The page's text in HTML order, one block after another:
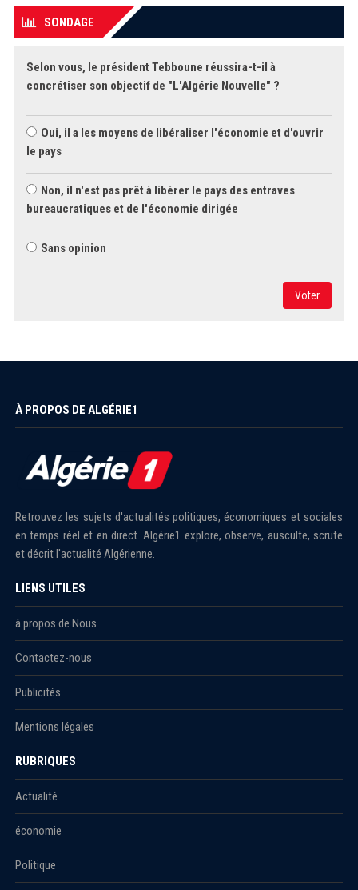
SONDAGE
Selon vous, le président Tebboune réussira-t-il à
concrétiser son objectif de "L'Algérie Nouvelle" ?
Oui, il a les moyens de libéraliser l'économie et d'ouvrir
le pays
Non, il n'est pas prêt à libérer le pays des entraves
bureaucratiques et de l'économie dirigée
Sans opinion
Voter
À PROPOS DE ALGÉRIE1
Retrouvez les sujets d'actualités politiques, économiques et sociales
en temps réel et en direct. Algérie1 explore, observe, ausculte, scrute
et décrit l'actualité Algérienne.
LIENS UTILES
à propos de Nous
Contactez-nous
Publicités
Mentions légales
RUBRIQUES
Actualité
économie
Politique